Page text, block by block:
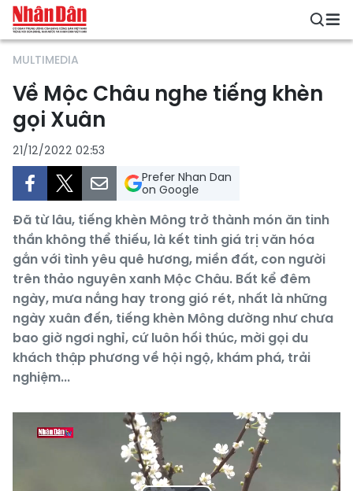
MULTIMEDIA
Về Mộc Châu nghe tiếng khèn
gọi Xuân
21/12/2022 02:53
Prefer Nhan Dan
on Google
Đã từ lâu, tiếng khèn Mông trở thành món ăn tinh
thần không thể thiếu, là kết tinh giá trị văn hóa
gắn với tình yêu quê hương, miền đất, con người
trên thảo nguyên xanh Mộc Châu. Bất kể đêm
ngày, mưa nắng hay trong gió rét, nhất là những
ngày xuân đến, tiếng khèn Mông dường như chưa
bao giờ ngơi nghỉ, cứ luôn hối thúc, mời gọi du
khách thập phương về hội ngộ, khám phá, trải
nghiệm...